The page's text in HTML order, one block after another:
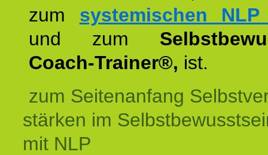
zum systemischen
und zum
Coach-Trainer®, ist.
zum Seitenanfang
stärken im
mit NLP